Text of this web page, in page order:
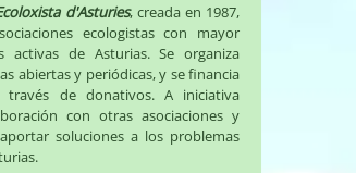
d'Asturies, creada en 1987,
ecologistas con mayor
activas de Asturias. Se organiza
abiertas y periódicas, y se financia
través de donativos. A iniciativa
con otras asociaciones y
soluciones a los problemas